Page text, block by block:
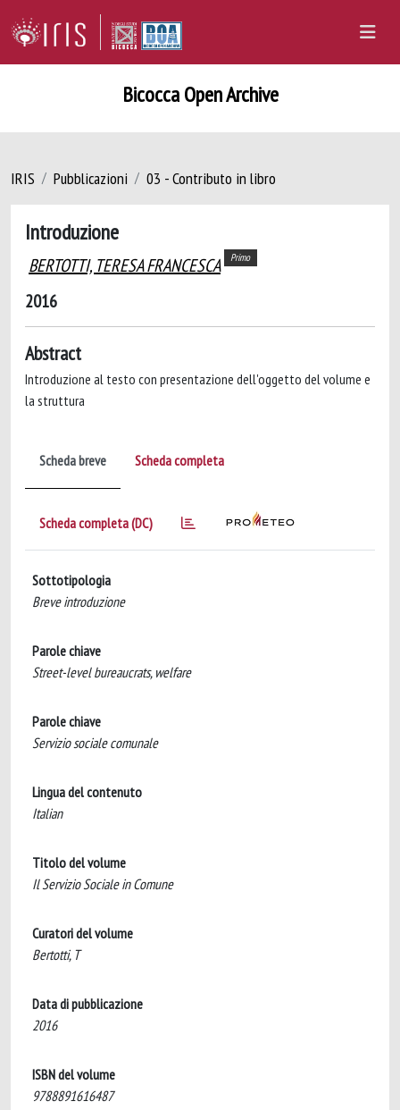
Bicocca Open Archive
IRIS Pubblicazioni 03 - Contributo in libro
Introduzione
BERTOTTI, TERESA FRANCESCA Primo
2016
Abstract
Introduzione al testo con presentazione dell'oggetto del volume e
la struttura
Scheda breve Scheda completa
Scheda completa (DC)
Sottotipologia
Breve introduzione
Parole chiave
Street-level bureaucrats, welfare
Parole chiave
Servizio sociale comunale
Lingua del contenuto
Italian
Titolo del volume
Il Servizio Sociale in Comune
Curatori del volume
Bertotti, T
Data di pubblicazione
2016
ISBN del volume
9788891616487